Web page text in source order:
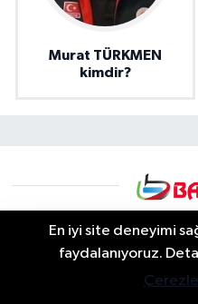
Murat TÜRKMEN
kimdir?
Bartın info | Bartın Son
En iyi site deneyimi
faydalanıyoruz.
2 Buzağı Hediyeli
Ünsal Sahne Alacak